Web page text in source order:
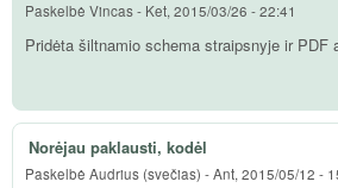
Paskelbė Vincas- Ket, 2015/03/26 - 22:41
Pridėta šiltnamio schema straipsnyje ir PDF
Norėjau paklausti, kodėl
Paskelbė Audrius (svečias) -Ant, 2015/05/12 -